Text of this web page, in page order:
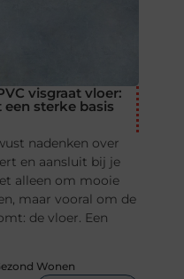
visgraat vloer:
sterke basis
nadenken over
en aansluit bij je
alleen om mooie
maar vooral om de
de vloer. Een
Wonen